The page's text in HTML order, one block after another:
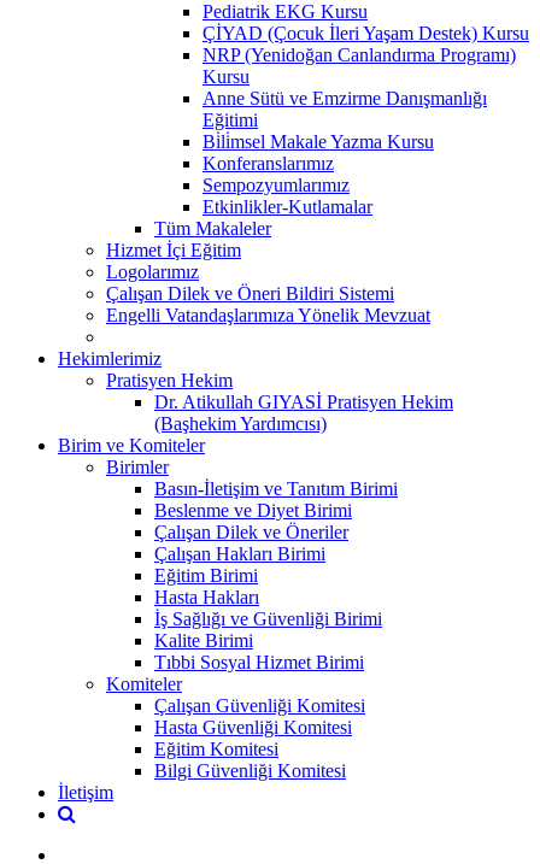
Pediatrik EKG Kursu
ÇİYAD (Çocuk İleri Yaşam Destek) Kursu
NRP (Yenidoğan Canlandırma Programı)
Kursu
Anne Sütü ve Emzirme Danışmanlığı
Eğitimi
Bi̇li̇msel Makale Yazma Kursu
Konferanslarımız
Sempozyumlarımız
Etkinlikler-Kutlamalar
Tüm Makaleler
Hizmet İçi Eğitim
Logolarımız
Çalışan Dilek ve Öneri Bildiri Sistemi
Engelli Vatandaşlarımıza Yönelik Mevzuat
Hekimlerimiz
Pratisyen Hekim
Dr. Atikullah GIYASİ Pratisyen Hekim
(Başhekim Yardımcısı)
Birim ve Komiteler
Birimler
Basın-İletişim ve Tanıtım Birimi
Beslenme ve Diyet Birimi
Çalışan Dilek ve Öneriler
Çalışan Hakları Birimi
Eğitim Birimi
Hasta Hakları
İş Sağlığı ve Güvenliği Birimi
Kalite Birimi
Tıbbi Sosyal Hizmet Birimi
Komiteler
Çalışan Güvenliği Komitesi
Hasta Güvenliği Komitesi
Eğitim Komitesi
Bilgi Güvenliği Komitesi
İletişim